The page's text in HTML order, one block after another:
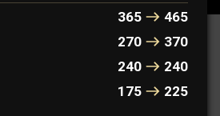
365
465
270
370
240
240
175 225